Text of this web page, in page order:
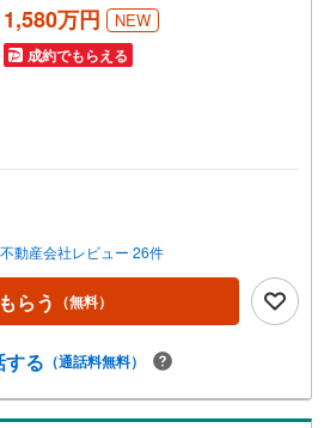
1,580万円 NEW
成約でもらえる
不動産会社レビュー 26件
らう （無料）
する （通話料無料）